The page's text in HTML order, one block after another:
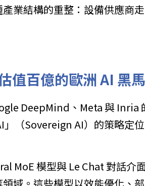
業結構的重整：設備供應商
值百億的歐洲 AI 黑馬
DeepMind、Meta 與 Inria
（Sovereign AI）的策略定
MoE 模型與 Le Chat 對話介